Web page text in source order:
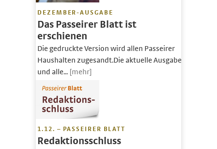
DEZEMBER-AUSGABE
Das Passeirer Blatt ist
erschienen
Die gedruckte Version wird allen Passeirer
Haushalten zugesandt.Die aktuelle Ausgabe
und alle... [mehr]
1.12. – PASSEIRER BLATT
Redaktionsschluss